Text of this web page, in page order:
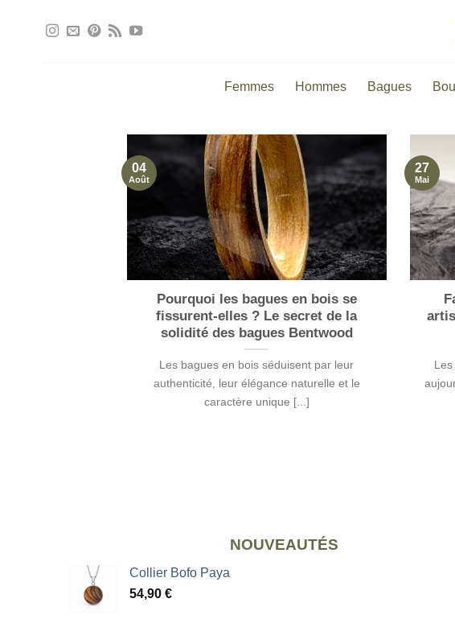
Femmes Hommes Bagues
Pourquoi les bagues en bois se
fissurent-elles ? Le secret de la
solidité des bagues Bentwood
Les bagues en bois séduisent par leur
authenticité, leur élégance naturelle et le
caractère unique [...]
04
Août
27
Mai
NOUVEAUTÉS
Collier Bofo Paya
54,90 €